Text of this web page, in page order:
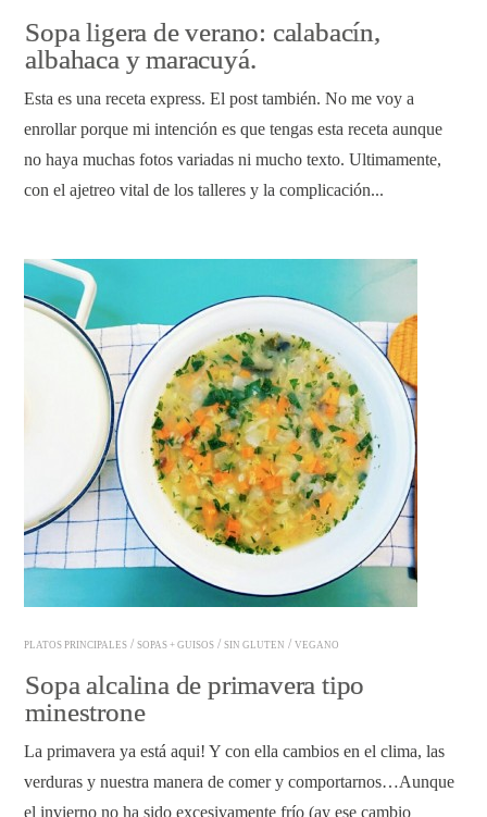
Sopa ligera de verano: calabacín,
albahaca y maracuyá.
Esta es una receta express. El post también. No me voy a
enrollar porque mi intención es que tengas esta receta aunque
no haya muchas fotos variadas ni mucho texto. Ultimamente,
con el ajetreo vital de los talleres y la complicación...
PLATOS PRINCIPALES /SOPAS + GUISOS /SIN GLUTEN /VEGANO
Sopa alcalina de primavera tipo
minestrone
La primavera ya está aqui! Y con ella cambios en el clima, las
verduras y nuestra manera de comer y comportarnos…Aunque
el invierno no ha sido excesivamente frío (ay ese cambio